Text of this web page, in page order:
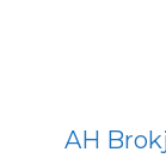
AH